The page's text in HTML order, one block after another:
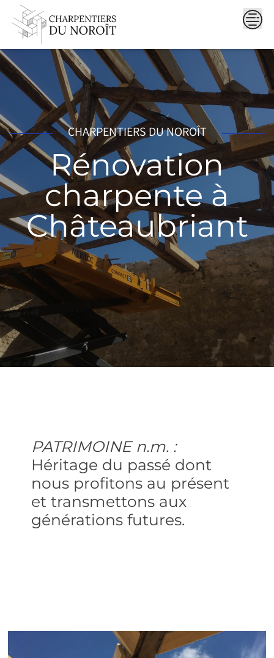
content
CHARPENTIERS DU NOROÎT
Rénovation
charpente à
Châteaubriant
PATRIMOINE n.m. :
Héritage du passé dont
nous profitons au présent
et transmettons aux
générations futures.